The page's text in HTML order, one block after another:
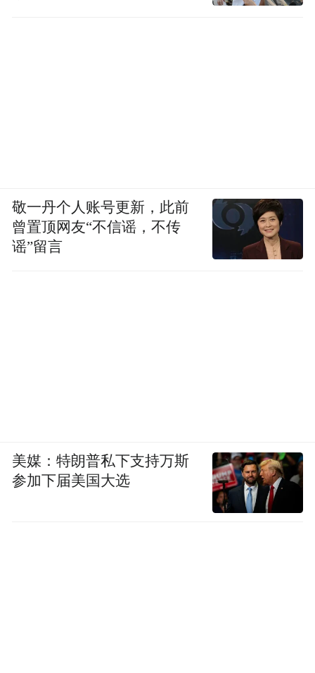
敬一丹个人账号更新，此前
曾置顶网友“不信谣，不传
谣”留言
美媒：特朗普私下支持万斯
参加下届美国大选